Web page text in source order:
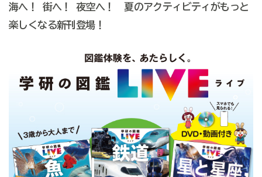
海へ！ 街へ！ 夜空へ！ 夏のアクティビティがもっと
楽しくなる新刊登場！